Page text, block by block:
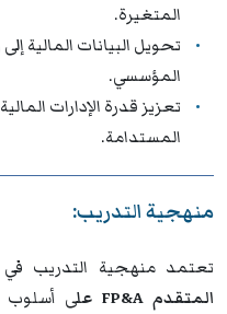
المتغيرة.
تحويل البيانات المالية
المؤسسي.
تعزيز قدرة الإدارات
المستدامة.
منهجية التدريب:
تعتمد منهجية التدريب في
المتقدم FP&A ع
لى أسلوب